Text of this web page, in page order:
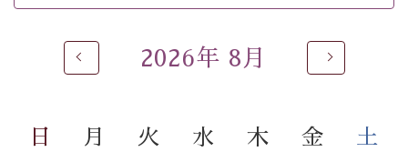
【お食事】
・夕食は地産地消の創作和会席 美湖膳（二十四節気と
【温泉】
2026年 8月
日 月 火 水 木 金 土